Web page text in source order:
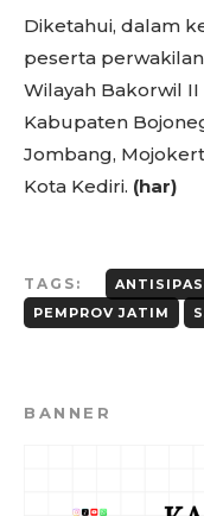
Diketahui, dalam
peserta
Wilayah Bakorwil
Kabupaten
Jombang,
Kota Kediri. (har)
TAGS:
PEMPROV JATIM
BANNER